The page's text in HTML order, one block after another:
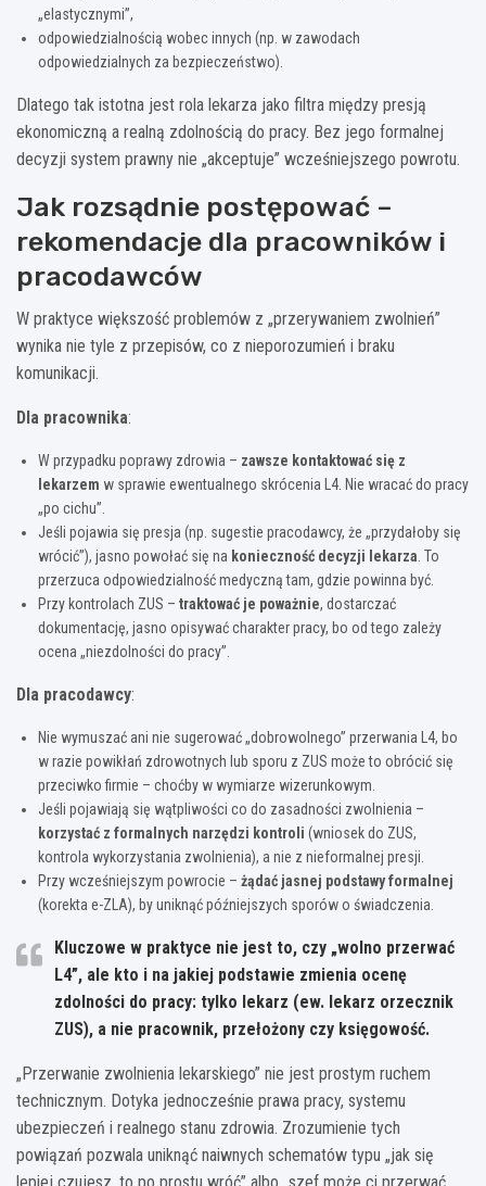
„elastycznymi”,
odpowiedzialnością wobec innych (np. w zawodach
odpowiedzialnych za bezpieczeństwo).
Dlatego tak istotna jest rola lekarza jako filtra między presją
ekonomiczną a realną zdolnością do pracy. Bez jego formalnej
decyzji system prawny nie „akceptuje” wcześniejszego powrotu.
Jak rozsądnie postępować –
rekomendacje dla pracowników i
pracodawców
W praktyce większość problemów z „przerywaniem zwolnień”
wynika nie tyle z przepisów, co z nieporozumień i braku
komunikacji.
Dla pracownika:
W przypadku poprawy zdrowia – zawsze kontaktować się z
lekarzem w sprawie ewentualnego skrócenia L4. Nie wracać do pracy
„po cichu”.
Jeśli pojawia się presja (np. sugestie pracodawcy, że „przydałoby się
wrócić”), jasno powołać się na konieczność decyzji lekarza . To
przerzuca odpowiedzialność medyczną tam, gdzie powinna być.
Przy kontrolach ZUS – traktować je poważnie, dostarczać
dokumentację, jasno opisywać charakter pracy, bo od tego zależy
ocena „niezdolności do pracy”.
Dla pracodawcy:
Nie wymuszać ani nie sugerować „dobrowolnego” przerwania L4, bo
w razie powikłań zdrowotnych lub sporu z ZUS może to obrócić się
przeciwko firmie – choćby w wymiarze wizerunkowym.
Jeśli pojawiają się wątpliwości co do zasadności zwolnienia –
korzystać z formalnych narzędzi kontroli (wniosek do ZUS,
kontrola wykorzystania zwolnienia), a nie z nieformalnej presji.
Przy wcześniejszym powrocie – żądać jasnej podstawy formalnej
(korekta e-ZLA), by uniknąć późniejszych sporów o świadczenia.
Kluczowe w praktyce nie jest to, czy „wolno przerwać
L4”, ale kto i na jakiej podstawie zmienia ocenę
zdolności do pracy: tylko lekarz (ew. lekarz orzecznik
ZUS), a nie pracownik, przełożony czy księgowość.
„Przerwanie zwolnienia lekarskiego” nie jest prostym ruchem
technicznym. Dotyka jednocześnie prawa pracy, systemu
ubezpieczeń i realnego stanu zdrowia. Zrozumienie tych
powiązań pozwala uniknąć naiwnych schematów typu „jak się